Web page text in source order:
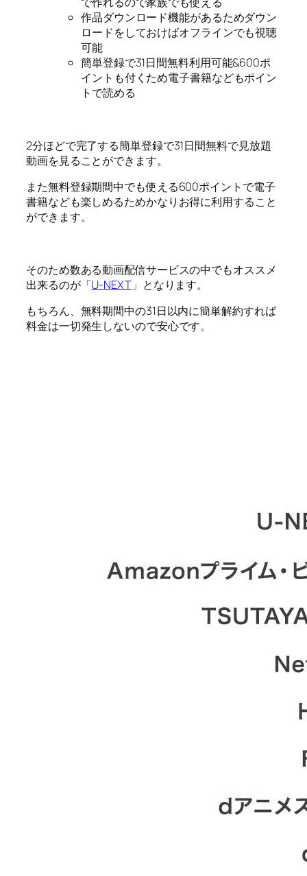
作品ダウンロード機能があるためダウン
ロードをしておけばオフラインでも視聴
可能
簡単登録で31日間無料利用可能&600ポ
イントも付くため電子書籍などもポイン
トで読める
2分ほどで完了する簡単登録で31日間無料で見放題
動画を見ることができます。
また無料登録期間中でも使える600ポイントで電子
書籍なども楽しめるためかなりお得に利用すること
ができます。
そのため数ある動画配信サービスの中でもオススメ
出来るのが「U-NEXT」となります。
もちろん、無料期間中の31日以内に簡単解約すれば
料金は一切発生しないので安心です。